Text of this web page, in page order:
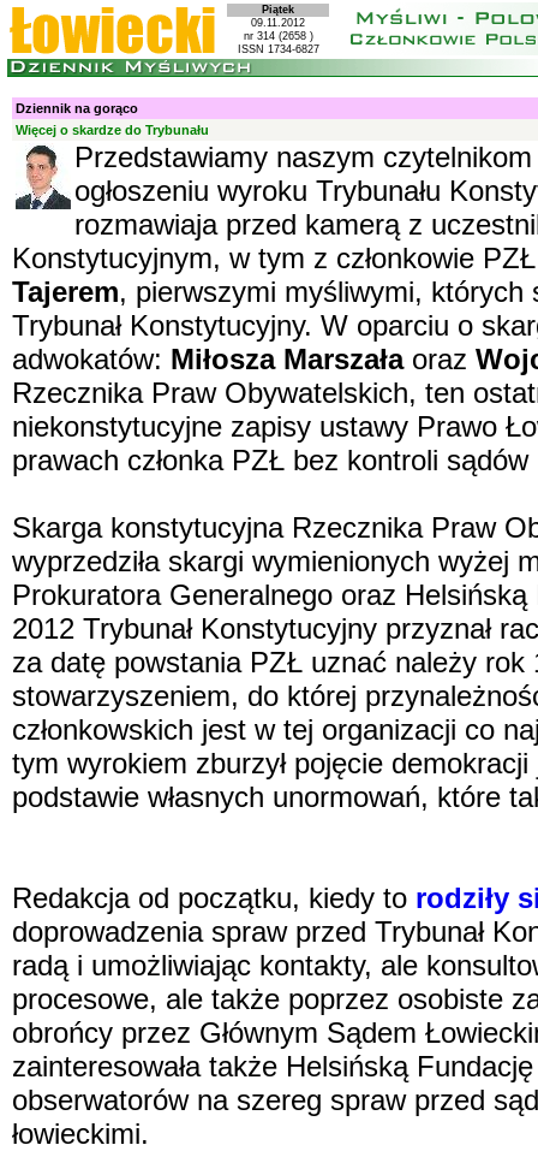
Piątek
09.11.2012
nr 314 (2658 )
ISSN 1734-6827
Dziennik na gorąco
Więcej o skardze do Trybunału
Przedstawiamy naszym
ogłoszeniu wyroku Trybunału
rozmawiaja przed kamerą z
Konstytucyjnym, w tym z członkowie
Tajerem, pierwszymi myśliwymi, których
Trybunał Konstytucyjny. W oparciu o
adwokatów: Miłosza Marszałaoraz
Rzecznika Praw Obywatelskich, ten
niekonstytucyjne zapisy ustawy Prawo
prawach członka PZŁ bez kontroli
Skarga konstytucyjna Rzecznika Praw
wyprzedziła skargi wymienionych wyżej
Prokuratora Generalnego oraz
2012 Trybunał Konstytucyjny przyznał
za datę powstania PZŁ uznać należy
stowarzyszeniem, do której
członkowskich jest w tej organizacji co
tym wyrokiem zburzył pojęcie
podstawie własnych unormowań, które
Redakcja od początku, kiedy to rodziły
doprowadzenia spraw przed Trybunał
radą i umożliwiając kontakty, ale
procesowe, ale także poprzez osobiste
obrońcy przez Głównym Sądem
zainteresowała także Helsińską
obserwatorów na szereg spraw przed
łowieckimi.